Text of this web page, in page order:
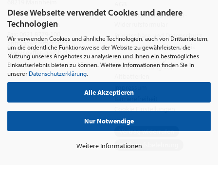
Diese Webseite verwendet Cookies und andere
Technologien
Wir verwenden Cookies und ähnliche Technologien, auch von Drittanbietern,
um die ordentliche Funktionsweise der Website zu gewährleisten, die
Nutzung unseres Angebotes zu analysieren und Ihnen ein bestmögliches
Einkaufserlebnis bieten zu können. Weitere Informationen finden Sie in
unserer Datenschutzerklärung.
Alle Akzeptieren
Nur Notwendige
Weitere Informationen
Deutschland
Tel.:0621 8779-555
anfrage@seyffer.shop
www.seyffer-gmbh.de
Widerrufsrecht & Muster-
Privatsphäre und Datenschutz
Batterie- & Recyclinghinweis
Abfallvermeidung und
Bewirtschaftung von
Cookie Einstellungen
Vertrag widerrufen
Widerrufsbelehrung